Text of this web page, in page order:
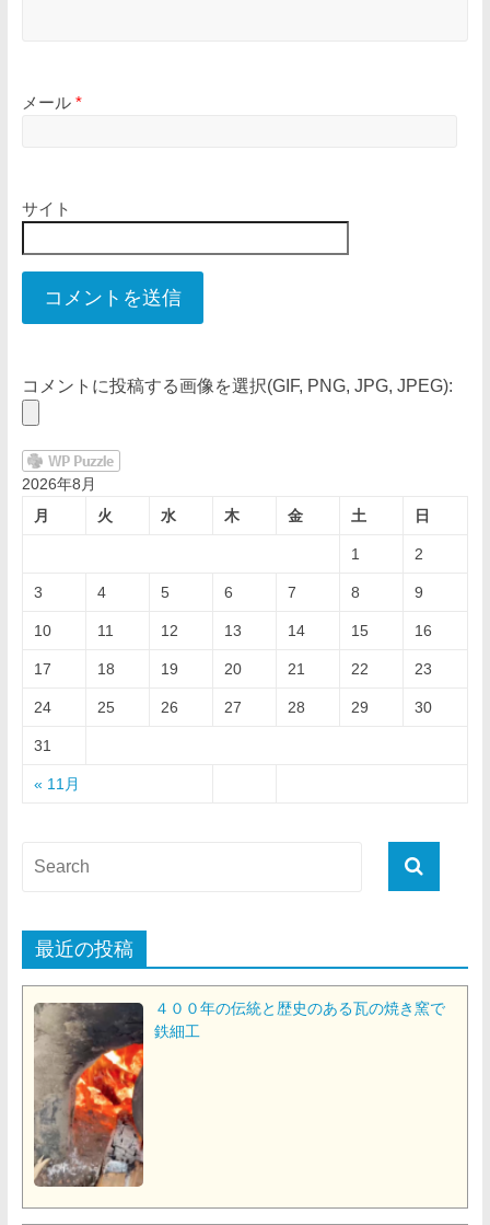
メール *
サイト
コメントに投稿する画像を選択(GIF, PNG, JPG, JPEG):
2026年8月
月
火 水 木 金 土 日
« 11月
1 2
3 4 5 6 7 8 9
10 11 12 13 14 15 16
17 18 19 20 21 22 23
24 25 26 27 28 29 30
31
最近の投稿
４００年の伝統と歴史のある瓦の焼き窯で
鉄細工